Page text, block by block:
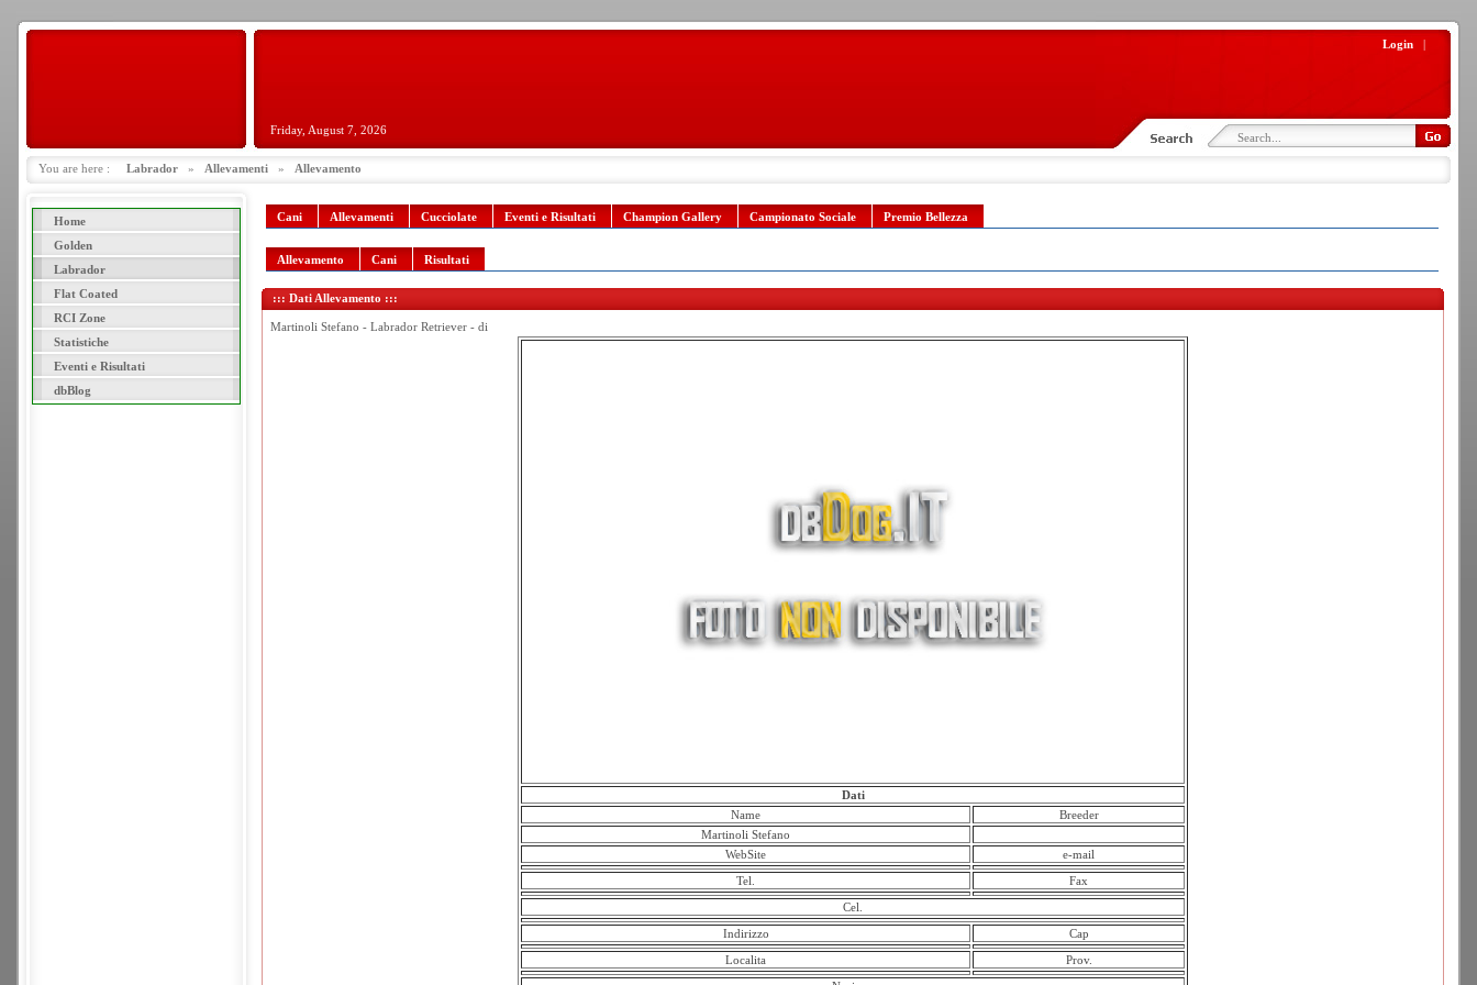
Login |
Friday, August 7, 2026
You are here : Labrador » Allevamenti » Allevamento
Home
Golden
Labrador
Flat Coated
RCI Zone
Statistiche
Eventi e Risultati
dbBlog
Cani Allevamenti Cucciolate Eventi e Risultati Champion Gallery Campionato Sociale Premio Bellezza
Allevamento Cani Risultati
::: Dati Allevamento :::
Martinoli Stefano - Labrador Retriever - di
Dati
Name
Breeder
Martinoli Stefano
WebSite
e-mail
Tel.
Fax
Cel.
Indirizzo
Cap
Localita
Prov.